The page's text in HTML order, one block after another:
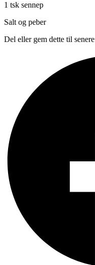
1 tsk sennep
Salt og peber
Del eller gem dette til senere